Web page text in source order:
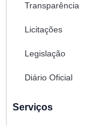
Transparência
Licitações
Legislação
Diário Oficial
Serviços